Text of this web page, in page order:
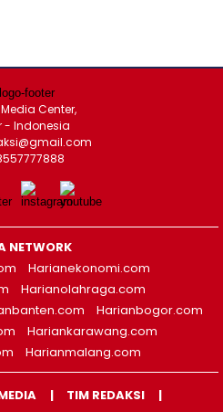
Center,
- Indonesia
NETWORK
Harianekonomi.com
Harianolahraga.com
Harianbogor.com
Hariankarawang.com
Harianmalang.com
TIM REDAKSI